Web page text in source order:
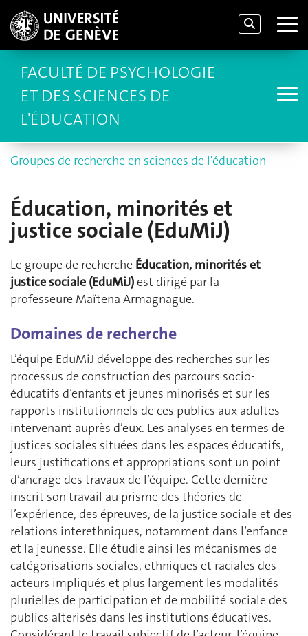
FACULTÉ DE PSYCHOLOGIE
ET DES SCIENCES DE
L'ÉDUCATION
Groupes de recherche en sciences de l'éducation
Éducation, minorités et
justice sociale (EduMiJ)
Le groupe de recherche Éducation, minorités et
justice sociale (EduMiJ)est dirigé par la
professeure Maïtena Armagnague.
Domaines de recherche
L’équipe EduMiJ développe des recherches sur les
processus de construction des parcours socio-
éducatifs d’enfants et jeunes minorisés et sur les
rapports institutionnels de ces publics aux adultes
intervenant auprès d’eux. Les analyses en termes de
justices sociales situées dans les espaces éducatifs,
leurs justifications et appropriations sont un point
d’ancrage des travaux de l’équipe. Cette dernière
inscrit son travail au prisme des théories de
l’expérience, des épreuves, de la justice sociale et des
relations interethniques, notamment dans l’enfance
et la jeunesse. Elle étudie ainsi les mécanismes de
catégorisations sociales, ethniques et raciales des
acteurs impliqués et plus largement les modalités
plurielles de participation et de mobilité sociale des
publics alterisés dans les institutions éducatives.